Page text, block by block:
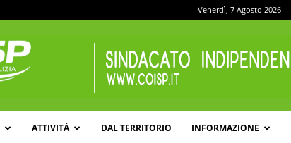
Venerdì, 7 Agosto 2026
ATTIVITÀ DAL TERRITORIO INFORMAZIONE